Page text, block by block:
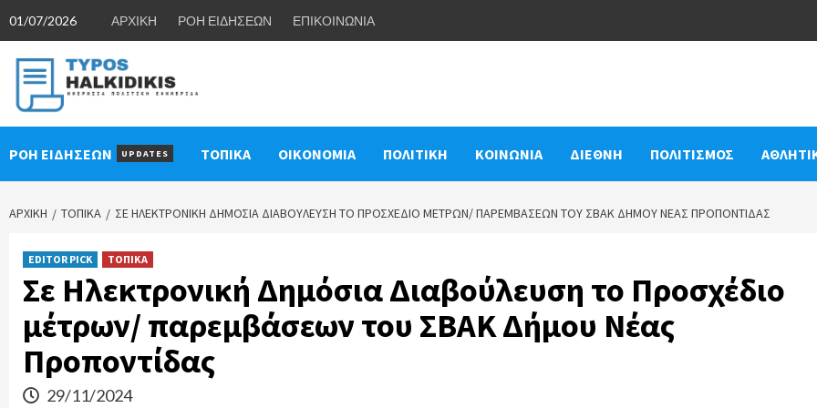
content
01/07/2026 ΑΡΧΙΚΗ ΡΟΗ ΕΙΔΗΣΕΩΝ ΕΠΙΚΟΙΝΩΝΙΑ
ΡΟΗ ΕΙΔΗΣΕΩΝ UPDATES ΤΟΠΙΚΑ ΟΙΚΟΝΟΜΙΑ ΠΟΛΙΤΙΚΗ ΚΟΙΝΩΝΙΑ ΔΙΕΘΝΗ ΠΟΛΙΤΙΣΜΟΣ
ΑΡΧΙΚΉ ΤΟΠΙΚΑ ΣΕ ΗΛΕΚΤΡΟΝΙΚΉ ΔΗΜΌΣΙΑ ΔΙΑΒΟΎΛΕΥΣΗ ΤΟ ΠΡΟΣΧΈΔΙΟ ΜΈΤΡΩΝ/ ΠΑΡΕΜΒΆΣΕΩΝ ΤΟΥ ΣΒΑΚ ΔΉΜΟΥ ΝΈΑΣ ΠΡΟΠΟΝΤΊΔΑΣ
EDITOR PICK ΤΟΠΙΚΑ
Σε Ηλεκτρονική Δημόσια Διαβούλευση το Προσχέδιο
μέτρων/ παρεμβάσεων του ΣΒΑΚ Δήμου Νέας
Προποντίδας
29/11/2024